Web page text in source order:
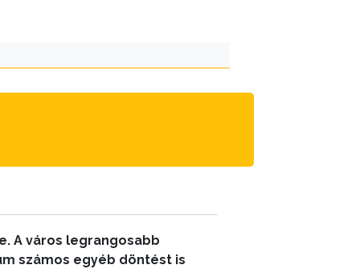
A város legrangosabb
számos egyéb döntést is